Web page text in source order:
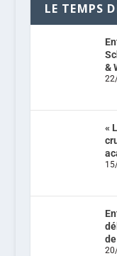
LE TEMPS
&
«